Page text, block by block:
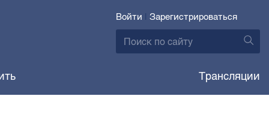
Войти | Зарегистрироваться
Трансляции